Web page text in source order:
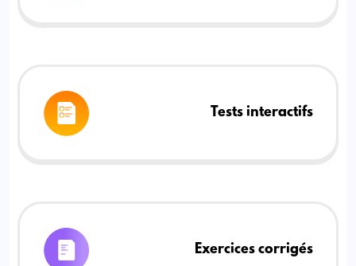
Tests interactifs
Exercices corrigés